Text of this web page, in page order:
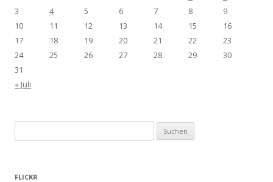
3
4 5 6 7 8
9
10
11 12 13 14 15
16
17
18 19 20 21 22
23
24
25 26 27 28 29
30
31
« Juli
nach:
FLICKR